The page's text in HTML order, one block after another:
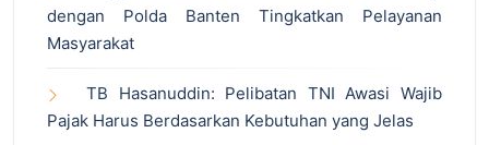
dengan Polda Banten Tingkatkan Pelayanan
Masyarakat
TB Hasanuddin: Pelibatan TNI Awasi Wajib
Pajak Harus Berdasarkan Kebutuhan yang Jelas